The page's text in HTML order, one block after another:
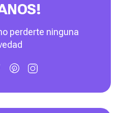
perderte ninguna